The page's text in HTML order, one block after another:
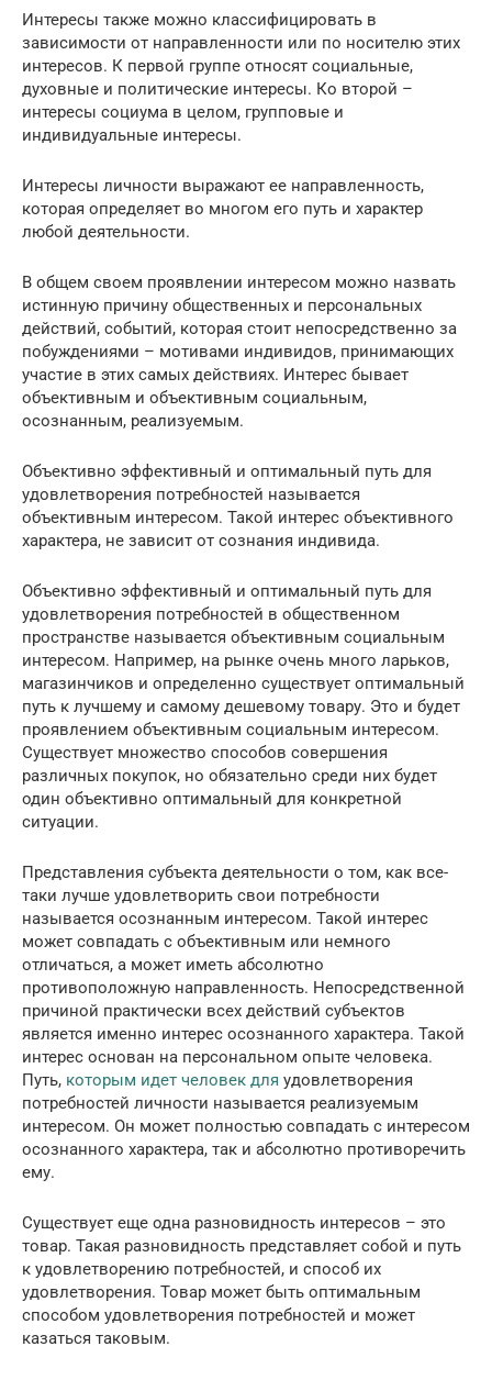
Интересы также можно классифицировать в
зависимости от направленности или по носителю этих
интересов. К первой группе относят социальные,
духовные и политические интересы. Ко второй –
интересы социума в целом, групповые и
индивидуальные интересы.
Интересы личности выражают ее направленность,
которая определяет во многом его путь и характер
любой деятельности.
В общем своем проявлении интересом можно назвать
истинную причину общественных и персональных
действий, событий, которая стоит непосредственно за
побуждениями – мотивами индивидов, принимающих
участие в этих самых действиях. Интерес бывает
объективным и объективным социальным,
осознанным, реализуемым.
Объективно эффективный и оптимальный путь для
удовлетворения потребностей называется
объективным интересом. Такой интерес объективного
характера, не зависит от сознания индивида.
Объективно эффективный и оптимальный путь для
удовлетворения потребностей в общественном
пространстве называется объективным социальным
интересом. Например, на рынке очень много ларьков,
магазинчиков и определенно существует оптимальный
путь к лучшему и самому дешевому товару. Это и будет
проявлением объективным социальным интересом.
Существует множество способов совершения
различных покупок, но обязательно среди них будет
один объективно оптимальный для конкретной
ситуации.
Представления субъекта деятельности о том, как все-
таки лучше удовлетворить свои потребности
называется осознанным интересом. Такой интерес
может совпадать с объективным или немного
отличаться, а может иметь абсолютно
противоположную направленность. Непосредственной
причиной практически всех действий субъектов
является именно интерес осознанного характера. Такой
интерес основан на персональном опыте человека.
Путь, которым идет человек для удовлетворения
потребностей личности называется реализуемым
интересом. Он может полностью совпадать с интересом
осознанного характера, так и абсолютно противоречить
ему.
Существует еще одна разновидность интересов – это
товар. Такая разновидность представляет собой и путь
к удовлетворению потребностей, и способ их
удовлетворения. Товар может быть оптимальным
способом удовлетворения потребностей и может
казаться таковым.